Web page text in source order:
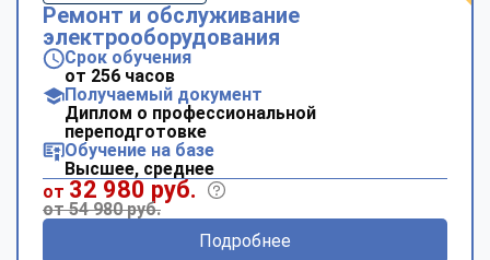
Ремонт и обслуживание
электрооборудования
Срок обучения
от 256 часов
Получаемый документ
Диплом о профессиональной
переподготовке
Обучение на базе
Высшее, среднее
от 32 980 руб.
от 54 980 руб.
Подробнее